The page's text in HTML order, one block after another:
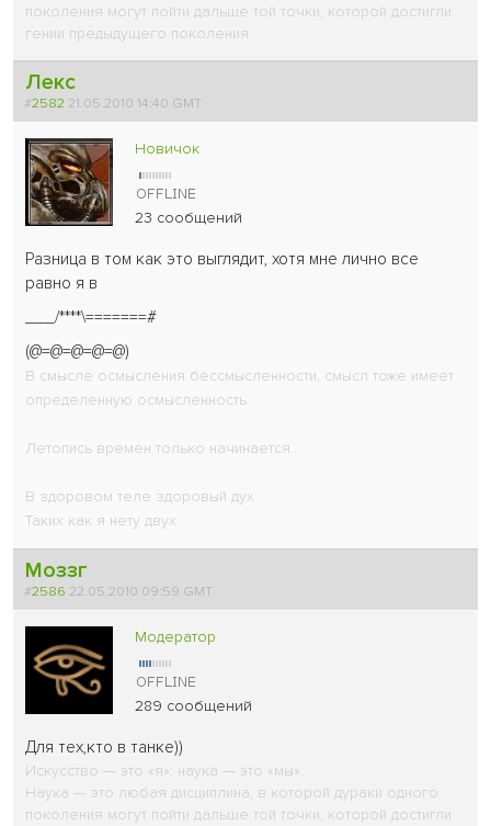
поколения могут пойти дальше той точки, которой достигли
гении предыдущего поколения...
Лекс
#2582 21.05.2010 14:40 GMT
Новичок
23 сообщений
Разница в том как это выглядит, хотя мне лично все
равно я в
___/****\=======#
(@=@=@=@=@)
В смысле осмысления бессмысленности, смысл тоже имеет
определенную осмысленность.
Летопись времен только начинается...
В здоровом теле здоровый дух
Таких как я нету двух
Моззг
#2586 22.05.2010 09:59 GMT
Модератор
289 сообщений
Для тех,кто в танке))
Искусство — это «я»; наука — это «мы».
Наука — это любая дисциплина, в которой дураки одного
поколения могут пойти дальше той точки, которой достигли